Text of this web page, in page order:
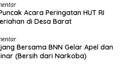
Acara Peringatan HUT RI
di Desa Barat
Bersama BNN Gelar Apel dan
(Bersih dari Narkoba)